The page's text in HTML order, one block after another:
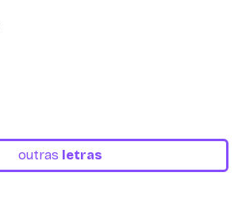
outras letras